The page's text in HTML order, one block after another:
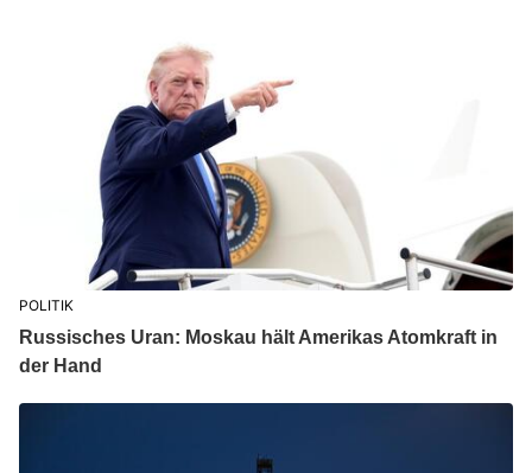
POLITIK
Russisches Uran: Moskau hält Amerikas Atomkraft in
der Hand